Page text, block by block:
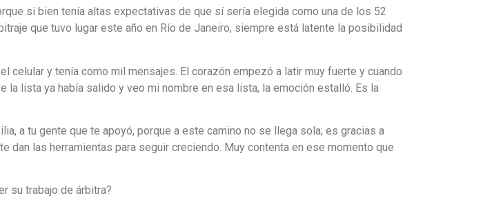
si bien tenía altas expectativas de que sí sería elegida como una de los 52
que tuvo lugar este año en Río de Janeiro, siempre está latente la posibilidad
celular y tenía como mil mensajes. El corazón empezó a latir muy fuerte y cuando
lista ya había salido y veo mi nombre en esa lista, la emoción estalló. Es la
a tu gente que te apoyó, porque a este camino no se llega sola; es gracias a
dan las herramientas para seguir creciendo. Muy contenta en ese momento que
su trabajo de árbitra?